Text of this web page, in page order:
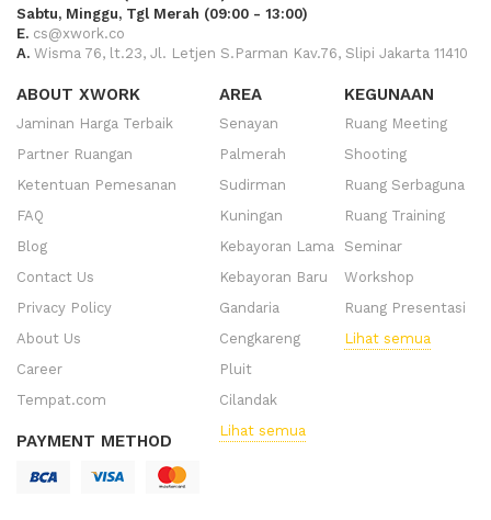
Sabtu, Minggu, Tgl Merah (09:00 - 13:00)
E. cs@xwork.co
A. Wisma 76, lt.23, Jl. Letjen S.Parman Kav.76, Slipi Jakarta 11410
ABOUT XWORK
Jaminan Harga Terbaik
Partner Ruangan
Ketentuan Pemesanan
FAQ
Blog
Contact Us
Privacy Policy
About Us
Career
Tempat.com
PAYMENT METHOD
AREA
Senayan
Palmerah
Sudirman
Kuningan
Kebayoran Lama
Kebayoran Baru
Gandaria
Cengkareng
Pluit
Cilandak
Lihat semua
KEGUNAAN
Ruang Meeting
Shooting
Ruang Serbaguna
Ruang Training
Seminar
Workshop
Ruang Presentasi
Lihat semua